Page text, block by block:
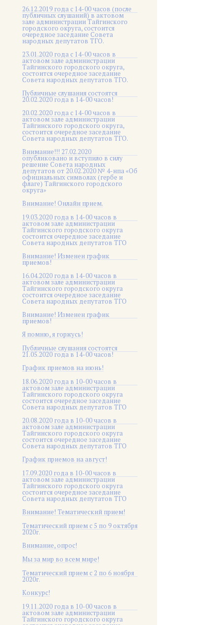
26.12.2019 года с 14-00 часов (после
публичных слушаний) в актовом
зале администрации Тайгинского
городского округа, состоится
очередное заседание Совета
народных депутатов ТГО.
23.01.2020 года с 14-00 часов в
актовом зале администрации
Тайгинского городского округа,
состоится очередное заседание
Совета народных депутатов ТГО.
Публичные слушания состоятся
20.02.2020 года в 14-00 часов!
20.02.2020 года с 14-00 часов в
актовом зале администрации
Тайгинского городского округа,
состоится очередное заседание
Совета народных депутатов ТГО.
Внимание!!! 27.02.2020
опубликовано и вступило в силу
решение Совета народных
депутатов от 20.02.2020 № 4-нпа «Об
официальных символах (гербе и
флаге) Тайгинского городского
округа»
Внимание! Онлайн прием.
19.03.2020 года в 14-00 часов в
актовом зале администрации
Тайгинского городского округа
состоится очередное заседание
Совета народных депутатов ТГО
Внимание! Изменен график
приемов!
16.04.2020 года в 14-00 часов в
актовом зале администрации
Тайгинского городского округа
состоится очередное заседание
Совета народных депутатов ТГО
Внимание! Изменен график
приемов!
Я помню, я горжусь!
Публичные слушания состоятся
21.05.2020 года в 14-00 часов!
График приемов на июнь!
18.06.2020 года в 10-00 часов в
актовом зале администрации
Тайгинского городского округа
состоится очередное заседание
Совета народных депутатов ТГО
20.08.2020 года в 10-00 часов в
актовом зале администрации
Тайгинского городского округа
состоится очередное заседание
Совета народных депутатов ТГО
График приемов на август!
17.09.2020 года в 10-00 часов в
актовом зале администрации
Тайгинского городского округа
состоится очередное заседание
Совета народных депутатов ТГО
Внимание! Тематический прием!
Тематический прием с 5 по 9 октября
2020г.
Внимание, опрос!
Мы за мир во всем мире!
Тематический прием с 2 по 6 ноября
2020г.
Конкурс!
19.11.2020 года в 10-00 часов в
актовом зале администрации
Тайгинского городского округа